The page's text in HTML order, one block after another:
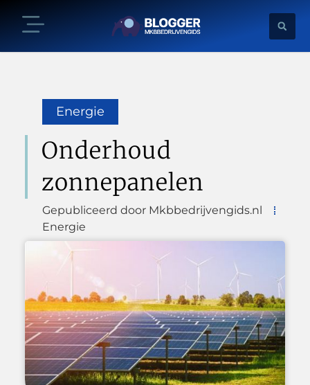
Energie
Onderhoud
zonnepanelen
Gepubliceerd door Mkbbedrijvengids.nl
Energie